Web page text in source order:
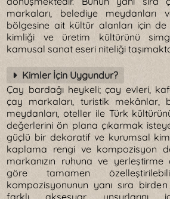
markaları, belediye meydanları
bölgesine ait kültür alanları için
kimliği ve üretim kültürünü
kamusal sanat eseri niteliği
Kimler İçin Uygundur?
Çay bardağı heykeli; çay evleri,
çay markaları, turistik mekânlar,
meydanları, oteller ile Türk
değerlerini ön plana çıkarmak
güçlü bir dekoratif ve kurumsal
kaplama rengi ve kompozisyon
markanızın ruhuna ve yerleştirme
göre tamamen
kompozisyonunun yanı sıra
farklı aksesuar unsurlarını